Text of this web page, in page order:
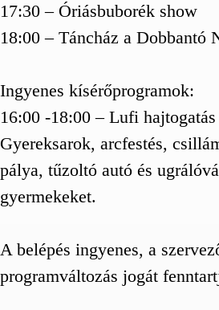
17:30 – Óriásbuborék show
18:00 – Táncház a Dobbantó
Ingyenes kísérőprogramok:
16:00 -18:00 – Lufi hajtogatás
Gyereksarok, arcfestés,
pálya, tűzoltó autó és
gyermekeket.
A belépés ingyenes, a
programváltozás jogát